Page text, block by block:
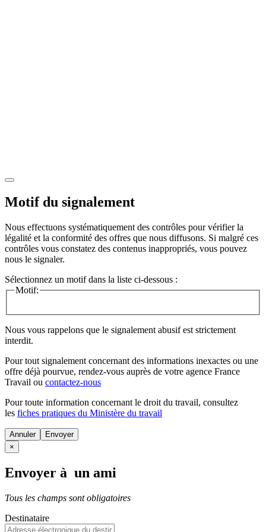
Motif du signalement
Nous effectuons systématiquement des contrôles pour vérifier la
légalité et la conformité des offres que nous diffusons. Si malgré ces
contrôles vous constatez des contenus inappropriés, vous pouvez
nous le signaler.
Sélectionnez un motif dans la liste ci-dessous :
Motif:
Nous vous rappelons que le signalement abusif est strictement
interdit.
Pour tout signalement concernant des informations inexactes ou une
offre déjà pourvue, rendez-vous auprès de votre agence France
Travail ou contactez-nous
Pour toute information concernant le droit du travail, consultez
les fiches pratiques du Ministère du travail
Annuler
×
Envoyer à un ami
Tous les champs sont obligatoires
Destinataire